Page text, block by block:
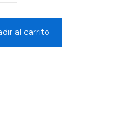
al carrito